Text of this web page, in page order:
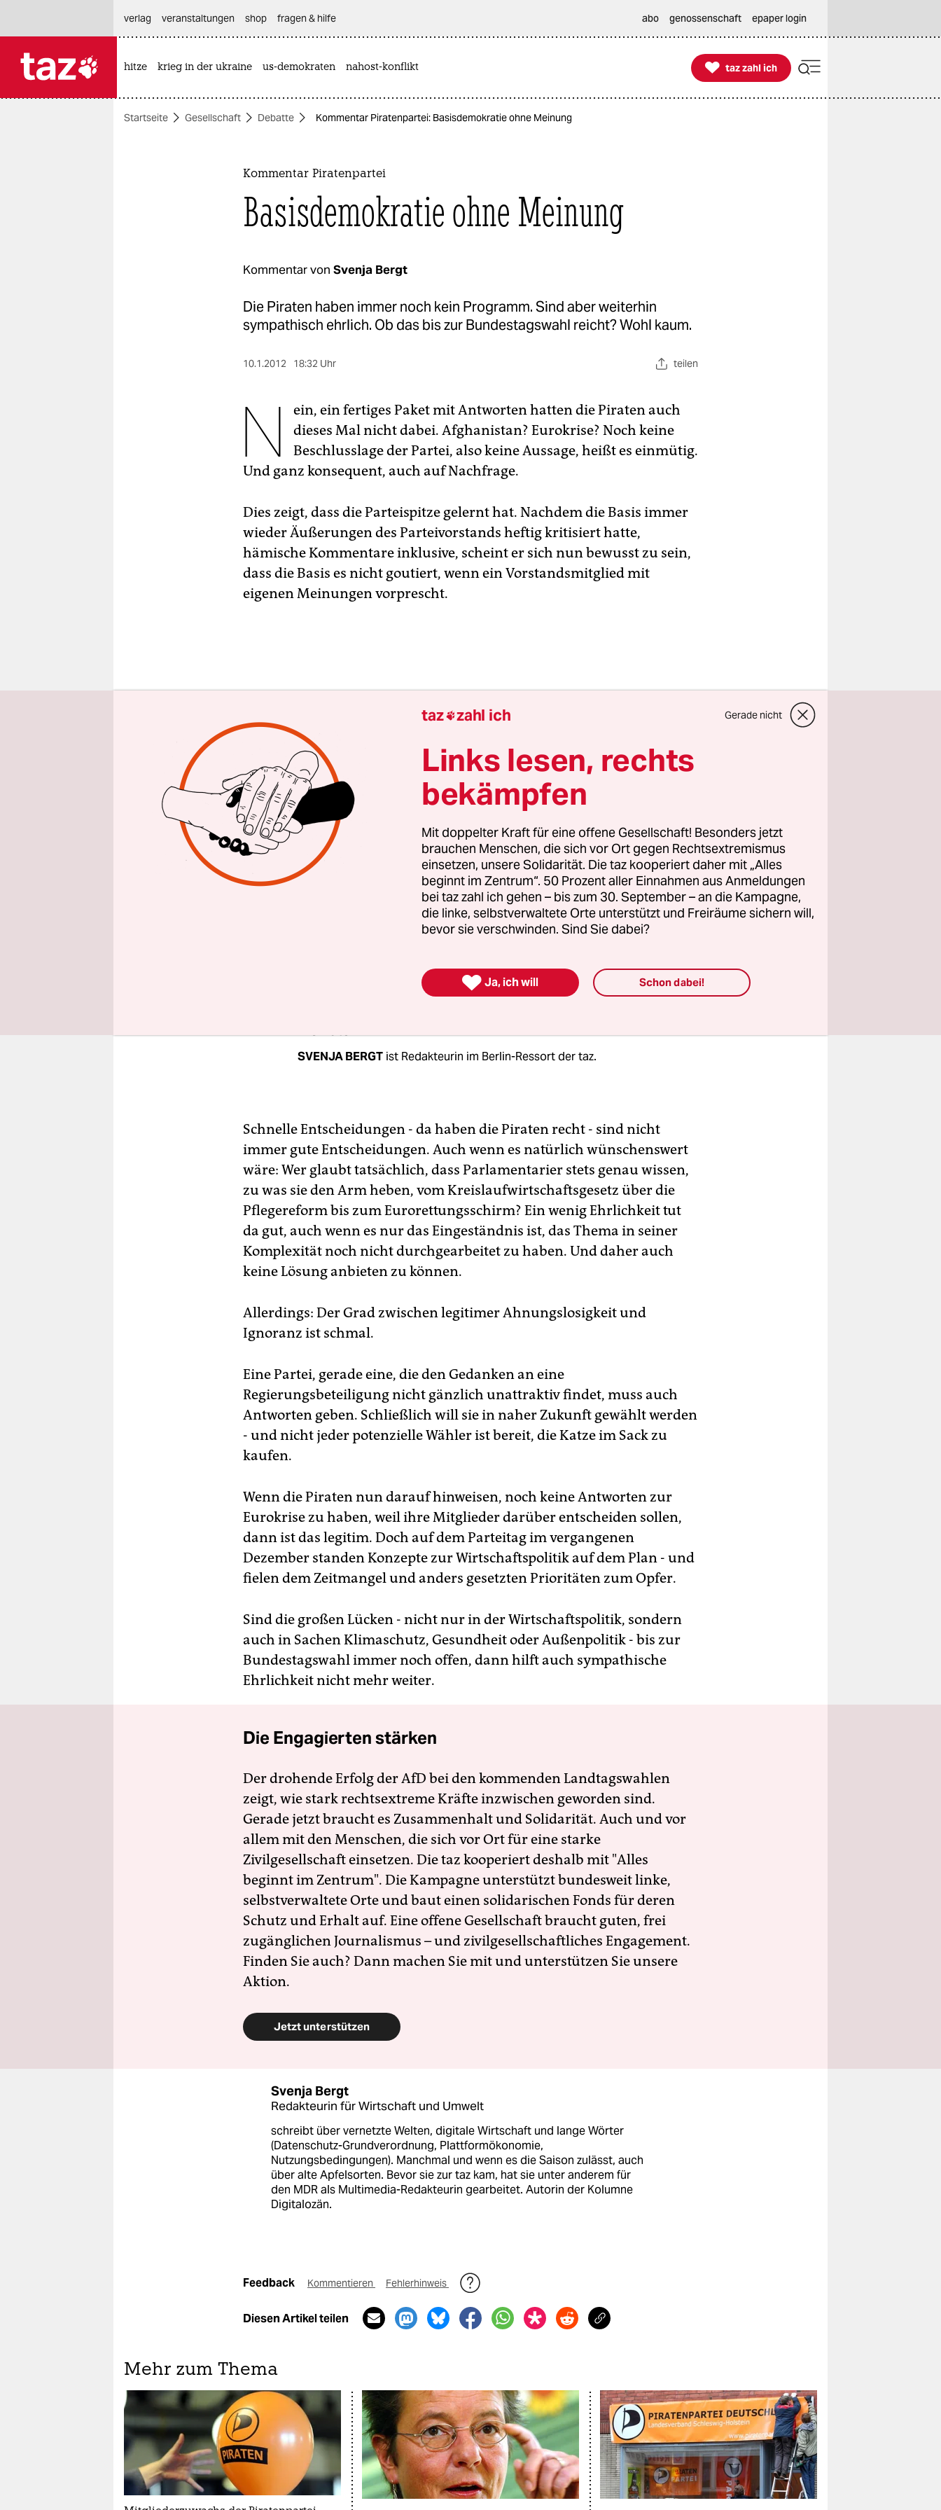
themen
verlag
veranstaltungen shop fragen & hilfe abo genossenschaft epaper login
hitze krieg in der ukraine us-demokraten nahost-konflikt 
taz zahl ich
taz zahl ich
Startseite Gesellschaft Debatte Kommentar Piratenpartei: Basisdemokratie ohne Meinung
Kommentar Piratenpartei
Basisdemokratie ohne Meinung
Kommentar von Svenja Bergt
Die Piraten haben immer noch kein Programm. Sind aber weiterhin
sympathisch ehrlich. Ob das bis zur Bundestagswahl reicht? Wohl kaum.
10.1.2012 18:32 Uhr teilen
N
ein, ein fertiges Paket mit Antworten hatten die Piraten auch
dieses Mal nicht dabei. Afghanistan? Eurokrise? Noch keine
Beschlusslage der Partei, also keine Aussage, heißt es einmütig.
Und ganz konsequent, auch auf Nachfrage.
Dies zeigt, dass die Parteispitze gelernt hat. Nachdem die Basis immer
wieder Äußerungen des Parteivorstands heftig kritisiert hatte,
hämische Kommentare inklusive, scheint er sich nun bewusst zu sein,
dass die Basis es nicht goutiert, wenn ein Vorstandsmitglied mit
eigenen Meinungen vorprescht.
Schließlich wollen die Piraten es anders machen als andere Parteien,
basisdemokratisch arbeiten, Positionen von unten entwickeln, statt sie
sich von oben diktieren zu lassen. Und die Meinungsäußerung eines
Meinung der Partei wahrgenommen. Also lieber keine Meinung?
SVENJA BERGTist Redakteurin im Berlin-Ressort der taz.
Schnelle Entscheidungen - da haben die Piraten recht - sind nicht
immer gute Entscheidungen. Auch wenn es natürlich wünschenswert
wäre: Wer glaubt tatsächlich, dass Parlamentarier stets genau wissen,
zu was sie den Arm heben, vom Kreislaufwirtschaftsgesetz über die
Pflegereform bis zum Eurorettungsschirm? Ein wenig Ehrlichkeit tut
da gut, auch wenn es nur das Eingeständnis ist, das Thema in seiner
Komplexität noch nicht durchgearbeitet zu haben. Und daher auch
keine Lösung anbieten zu können.
Allerdings: Der Grad zwischen legitimer Ahnungslosigkeit und
Ignoranz ist schmal.
Eine Partei, gerade eine, die den Gedanken an eine
Regierungsbeteiligung nicht gänzlich unattraktiv findet, muss auch
Antworten geben. Schließlich will sie in naher Zukunft gewählt werden
- und nicht jeder potenzielle Wähler ist bereit, die Katze im Sack zu
kaufen.
Wenn die Piraten nun darauf hinweisen, noch keine Antworten zur
Eurokrise zu haben, weil ihre Mitglieder darüber entscheiden sollen,
dann ist das legitim. Doch auf dem Parteitag im vergangenen
Dezember standen Konzepte zur Wirtschaftspolitik auf dem Plan - und
fielen dem Zeitmangel und anders gesetzten Prioritäten zum Opfer.
Sind die großen Lücken - nicht nur in der Wirtschaftspolitik, sondern
auch in Sachen Klimaschutz, Gesundheit oder Außenpolitik - bis zur
Bundestagswahl immer noch offen, dann hilft auch sympathische
Ehrlichkeit nicht mehr weiter.
Die Engagierten stärken
Der drohende Erfolg der AfD bei den kommenden Landtagswahlen
zeigt, wie stark rechtsextreme Kräfte inzwischen geworden sind.
Gerade jetzt braucht es Zusammenhalt und Solidarität. Auch und vor
allem mit den Menschen, die sich vor Ort für eine starke
Zivilgesellschaft einsetzen. Die taz kooperiert deshalb mit "Alles
beginnt im Zentrum". Die Kampagne unterstützt bundesweit linke,
selbstverwaltete Orte und baut einen solidarischen Fonds für deren
Schutz und Erhalt auf. Eine offene Gesellschaft braucht guten, frei
zugänglichen Journalismus – und zivilgesellschaftliches Engagement.
Finden Sie auch? Dann machen Sie mit und unterstützen Sie unsere
Aktion.
Jetzt unterstützen
Svenja Bergt
Redakteurin für Wirtschaft und Umwelt
schreibt über vernetzte Welten, digitale Wirtschaft und lange Wörter
(Datenschutz-Grundverordnung, Plattformökonomie,
Nutzungsbedingungen). Manchmal und wenn es die Saison zulässt, auch
über alte Apfelsorten. Bevor sie zur taz kam, hat sie unter anderem für
den MDR als Multimedia-Redakteurin gearbeitet. Autorin der Kolumne
Digitalozän.
Feedback Kommentieren Fehlerhinweis
Diesen Artikel teilen
Mehr zum Thema
taz zahl ich Gerade nicht
Links lesen, rechts
bekämpfen
Mit doppelter Kraft für eine offene Gesellschaft! Besonders jetzt
brauchen Menschen, die sich vor Ort gegen Rechtsextremismus
einsetzen, unsere Solidarität. Die taz kooperiert daher mit „Alles
beginnt im Zentrum“. 50 Prozent aller Einnahmen aus Anmeldungen
bei taz zahl ich gehen – bis zum 30. September – an die Kampagne,
die linke, selbstverwaltete Orte unterstützt und Freiräume sichern will,
bevor sie verschwinden. Sind Sie dabei?
 Ja, ich will Schon dabei!